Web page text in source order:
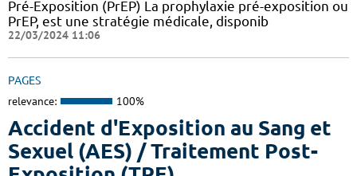
Pré-Exposition (PrEP) La prophylaxie pré-exposition ou
PrEP, est une stratégie médicale, disponib
22/03/2024 11:06
PAGES
relevance: 100%
Accident d'Exposition au Sang et
Sexuel (AES) / Traitement Post-